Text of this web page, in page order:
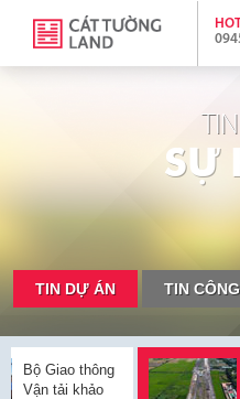
SỰ
TIN DỰ ÁN TIN
Bộ Giao thông
Vận tải khảo